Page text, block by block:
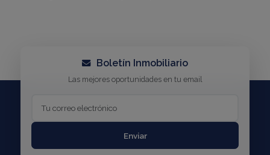
Boletín Inmobiliario
Las mejores oportunidades en tu email
Enviar